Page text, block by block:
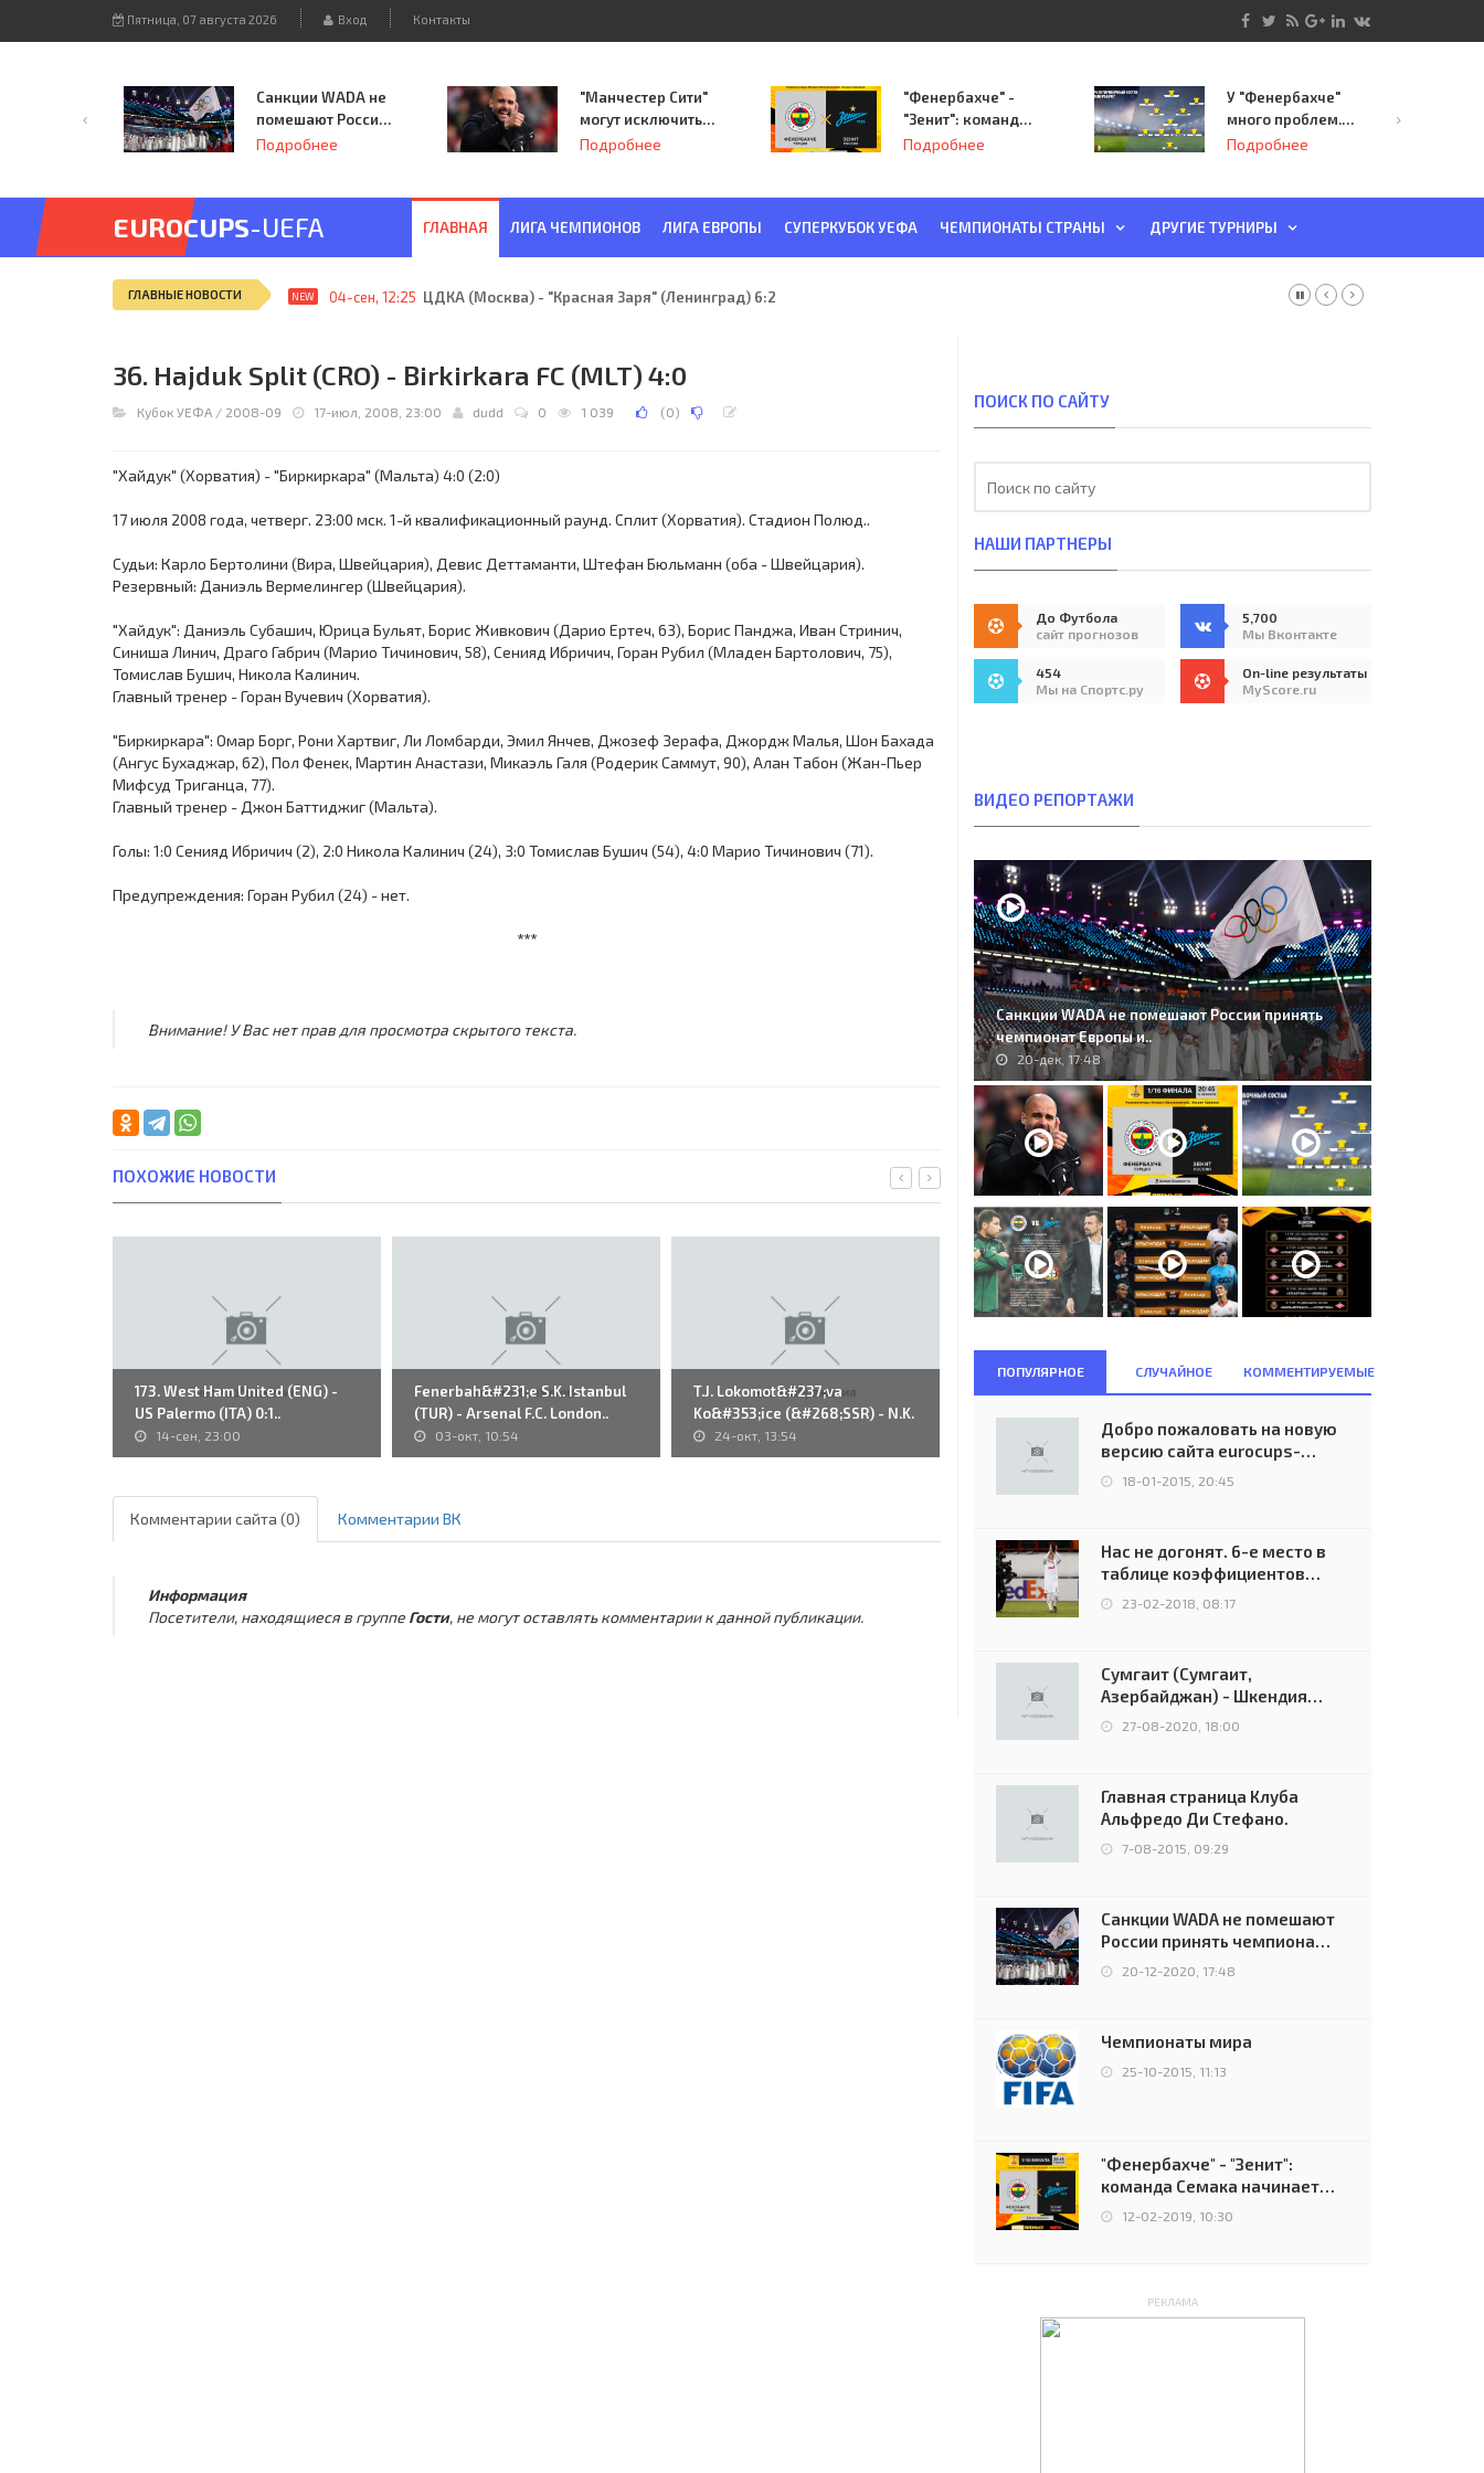
Пятница, 07 августа 2026 Вход Контакты
Санкции WADA не
помешают России
принять
Подробнее
"Манчестер Сити"
могут исключить
из Лиги
Подробнее
"Фенербахче" -
"Зенит": команда
Семака начинает
Подробнее
У "Фенербахче"
много проблем.
Но он опасен для
Подробнее
EUROCUPS-UEFA ГЛАВНАЯ ЛИГА ЧЕМПИОНОВ ЛИГА ЕВРОПЫ СУПЕРКУБОК УЕФА ЧЕМПИОНАТЫ СТРАНЫ ДРУГИЕ ТУРНИРЫ
ГЛАВНЫЕ НОВОСТИ NEW 04-сен, 12:25 ЦДКА (Москва) - "Красная Заря" (Ленинград) 6:2
36. Hajduk Split (CRO) - Birkirkara FC (MLT) 4:0
Кубок УЕФА / 2008-09 17-июл, 2008, 23:00 dudd 0 1 039 (0)
"Хайдук" (Хорватия) - "Биркиркара" (Мальта) 4:0 (2:0)
17 июля 2008 года, четверг. 23:00 мск. 1-й квалификационный раунд. Сплит (Хорватия). Стадион Полюд..
Судьи: Карло Бертолини (Вира, Швейцария), Девис Деттаманти, Штефан Бюльманн (оба - Швейцария).
Резервный: Даниэль Вермелингер (Швейцария).
"Хайдук": Даниэль Субашич, Юрица Бульят, Борис Живкович (Дарио Ертеч, 63), Борис Панджа, Иван Стринич,
Синиша Линич, Драго Габрич (Марио Тичинович, 58), Сенияд Ибричич, Горан Рубил (Младен Бартолович, 75),
Томислав Бушич, Никола Калинич.
Главный тренер - Горан Вучевич (Хорватия).
"Биркиркара": Омар Борг, Рони Хартвиг, Ли Ломбарди, Эмил Янчев, Джозеф Зерафа, Джордж Малья, Шон Бахада
(Ангус Бухаджар, 62), Пол Фенек, Мартин Анастази, Микаэль Галя (Родерик Саммут, 90), Алан Табон (Жан-Пьер
Мифсуд Триганца, 77).
Главный тренер - Джон Баттиджиг (Мальта).
Голы: 1:0 Сенияд Ибричич (2), 2:0 Никола Калинич (24), 3:0 Томислав Бушич (54), 4:0 Марио Тичинович (71).
Предупреждения: Горан Рубил (24) - нет.
***
Внимание! У Вас нет прав для просмотра скрытого текста.
ПОХОЖИЕ НОВОСТИ
173. West Ham United (ENG) -
US Palermo (ITA) 0:1..
14-сен, 23:00
Fenerbah&#231;e S.K. Istanbul
(TUR) - Arsenal F.C. London..
03-окт, 10:54
T.J. Lokomot&#237;va
Ko&#353;ice (&#268;SSR) - N.K.
Rijeka..
24-окт, 13:54
60. Grasshoppers Z&#252;rich
20. FC Vaduz (LIE) - College
03-июл, 21:00
Комментарии сайта (0) Комментарии ВК
Информация
Посетители, находящиеся в группе Гости, не могут оставлять комментарии к данной публикации.
ПОИСК ПО САЙТУ
НАШИ ПАРТНЕРЫ
До Футбола
сайт прогнозов
5,700
Мы Вконтакте
454
Мы на Спортс.ру
On-line результаты
MyScore.ru
ВИДЕО РЕПОРТАЖИ
Санкции WADA не помешают России принять
чемпионат Европы и..
20-дек, 17:48
ПОПУЛЯРНОЕ СЛУЧАЙНОЕ КОММЕНТИРУЕМЫЕ
Добро пожаловать на новую
версию сайта eurocups-
uefa.ru
18-01-2015, 20:45
Нас не догонят. 6-е место в
таблице коэффициентов
УЕФА остаётся за Россией
23-02-2018, 08:17
Сумгаит (Сумгаит,
Азербайджан) - Шкендия
(Тетово, Северная
Македония) - 0:2 (0:0)
27-08-2020, 18:00
Главная страница Клуба
Альфредо Ди Стефано.
7-08-2015, 09:29
Санкции WADA не помешают
России принять чемпионат
Европы и финал Лиги
чемпионов.
20-12-2020, 17:48
Чемпионаты мира
25-10-2015, 11:13
"Фенербахче" - "Зенит":
команда Семака начинает
путь в плей-офф Лиги
12-02-2019, 10:30
РЕКЛАМА